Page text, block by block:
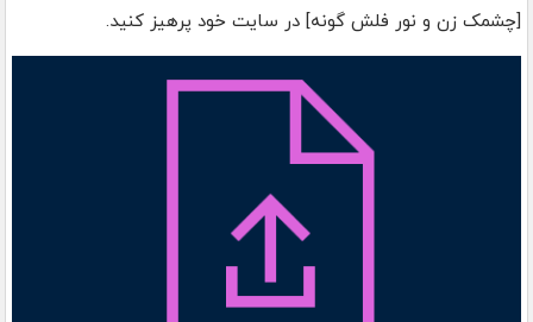
[چشمک زن و نور فلش گونه] در سایت خود پرهیز کنید.